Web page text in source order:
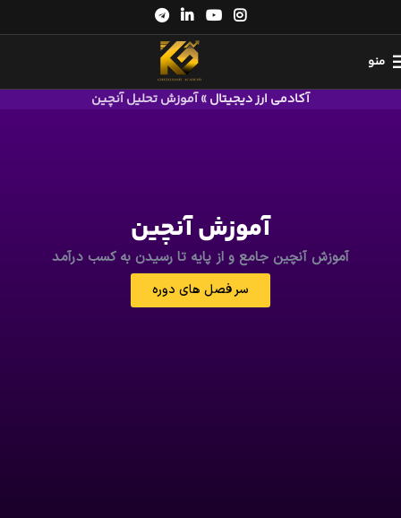
منو
آکادمی ارز دیجیتال»آموزش تحلیل آنچین
آموزش آنچین
آموزش آنچین جامع و از پایه تا رسیدن به کسب درآمد
سر فصل های دوره